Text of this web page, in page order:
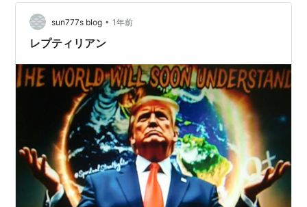
82347 - YouTube 日本??? 現在、、9月23日が過
ぎ、、、 信仰が、揺らいでいる、、…
sun777s blog • 1年前
レプティリアン